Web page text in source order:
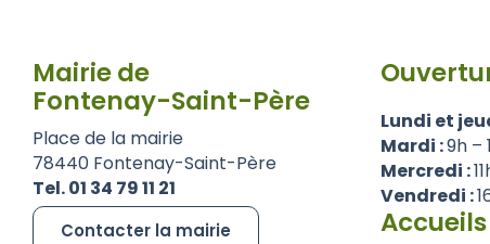
Mairie de
Fontenay-Saint-Père
Place de la mairie
78440 Fontenay-Saint-Père
Tel. 01 34 79 11 21
Contacter la mairie
Lundi et
Mardi :9h –
Mercredi :
Vendredi :